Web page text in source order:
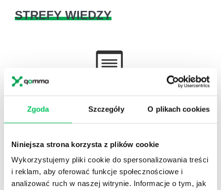
Zgoda Szczegóły O plikach cookies
Niniejsza strona korzysta z plików cookie
Wykorzystujemy pliki cookie do spersonalizowania treści
i reklam, aby oferować funkcje społecznościowe i
analizować ruch w naszej witrynie. Informacje o tym, jak
STREFY WIEDZY
Autorskie raporty, wartościowy know-how, pigułki
wiedzy.